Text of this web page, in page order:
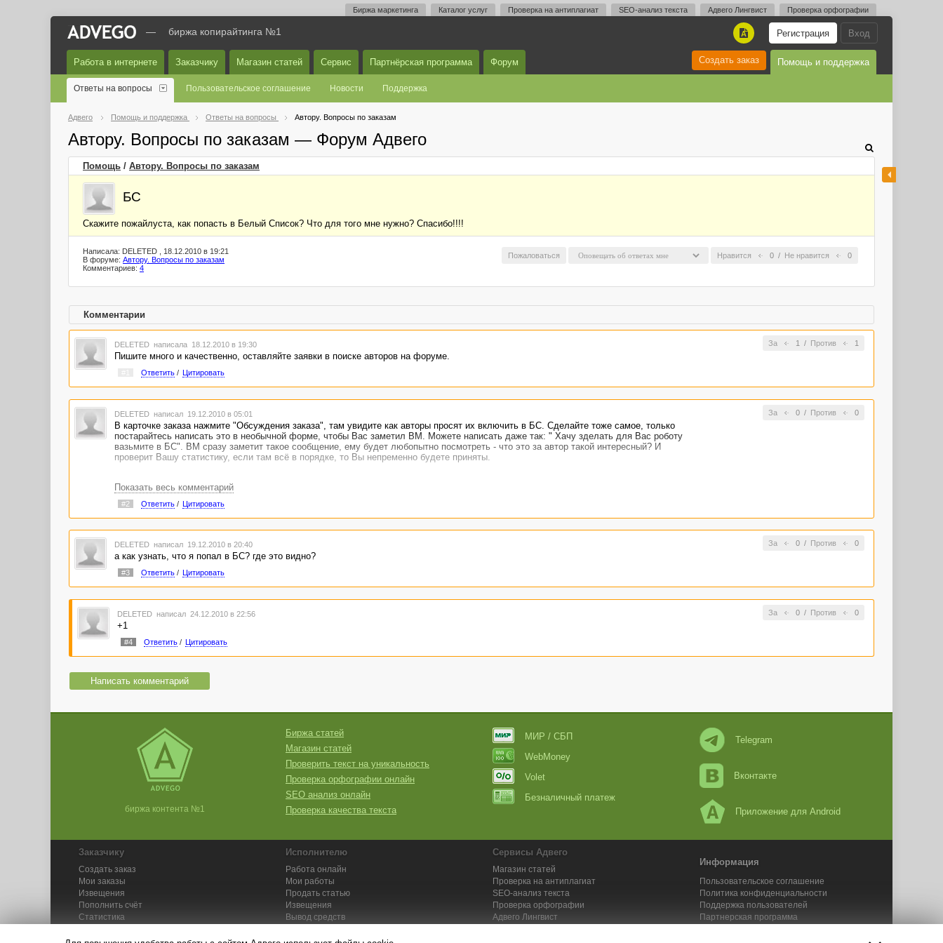
Биржа маркетинга Каталог услуг Проверка на антиплагиат SEO-анализ текста Адвего Лингвист Проверка орфографии
Вход
Регистрация
A
— биржа копирайтинга №1
Работа в интернете Заказчику Магазин статей Сервис Партнёрская программа Форум Помощь и поддержка
Создать заказ
Ответы на вопросы Пользовательское соглашение Новости Поддержка
Адвего Помощь и поддержка Ответы на вопросы Автору. Вопросы по заказам
Автору. Вопросы по заказам — Форум Адвего
Помощь / Автору. Вопросы по заказам
БС
Скажите пожайлуста, как попасть в Белый Список? Что для того мне нужно? Спасибо!!!!
Нравится 0 / Не нравится 0
Пожаловаться
Написала: DELETED , 18.12.2010 в 19:21
В форуме: Автору. Вопросы по заказам
Комментариев: 4
Комментарии
За 1 / Против 1
DELETED написала 18.12.2010 в 19:30
Пишите много и качественно, оставляйте заявки в поиске авторов на форуме.
Ответить/ Цитировать
За 0/ Против 0
DELETED написал 19.12.2010 в 05:01
В карточке заказа нажмите "Обсуждения заказа", там увидите как авторы просят их включить в БС. Сделайте тоже самое, только
постарайтесь написать это в необычной форме, чтобы Вас заметил ВМ. Можете написать даже так: " Хачу зделать для Вас роботу
вазьмите в БС". ВМ сразу заметит такое сообщение, ему будет любопытно посмотреть - что это за автор такой интересный? И
проверит Вашу статистику, если там всё в порядке, то Вы непременно будете приняты.
Показать весь комментарий
#2 Ответить/ Цитировать
За 0/ Против 0
DELETED написал 19.12.2010 в 20:40
а как узнать, что я попал в БС? где это видно?
#3 Ответить/ Цитировать
За 0/ Против 0
DELETED написал 24.12.2010 в 22:56
+1
#4 Ответить/ Цитировать
Написать комментарий
биржа контента №1
Биржа статей
Магазин статей
Проверить текст на уникальность
Проверка орфографии онлайн
SEO анализ онлайн
Проверка качества текста
МИР / СБП
WebMoney
Volet
Безналичный платеж
Telegram
Вконтакте
Приложение для Android
Заказчику
Создать заказ
Мои заказы
Извещения
Пополнить счёт
Статистика
Исполнителю
Работа онлайн
Мои работы
Продать статью
Извещения
Вывод средств
Сервисы Адвего
Магазин статей
Проверка на антиплагиат
SEO-анализ текста
Проверка орфографии
Адвего Лингвист
Информация
Пользовательское соглашение
Политика конфиденциальности
Поддержка пользователей
Партнерская программа